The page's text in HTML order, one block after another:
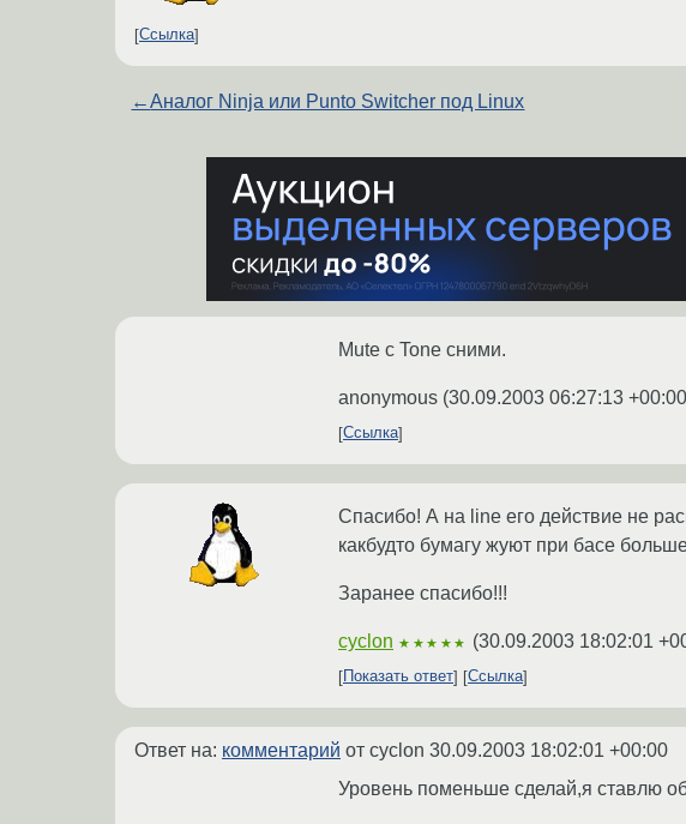
Ссылка
←Аналог Ninja или Punto Switcher под Linux
Mute с Tone сними.
anonymous (30.09.2003 06:27:13 +00:00
Ссылка
Спасибо! А на line его действие не
какбудто бумагу жуют при басе
Заранее спасибо!!!
cyclon ★★★★★ (30.09.2003 18:02:01
Показать ответ
Ссылка
Ответ на: комментарий от cyclon 30.09.2003 18:02:01 +00:00
Уровень поменьше сделай,я ставлю